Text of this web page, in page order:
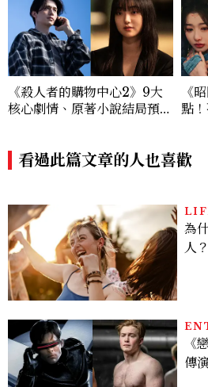
《殺人者的購物中心2》9大
核心劇情、原著小說結局預測
變
《
點
看過此篇文章的人也喜歡
為
人
《
傳